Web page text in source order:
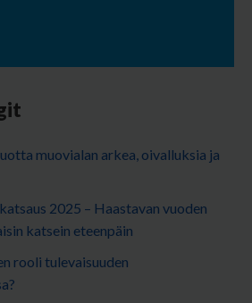
muovialan arkea, oivalluksia ja
2025 – Haastavan vuoden
katsein eteenpäin
rooli tulevaisuuden